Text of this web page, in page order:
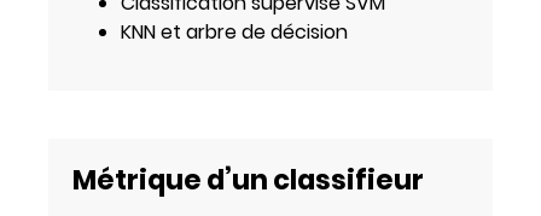
KNN et arbre de décision
Métrique d’un classifieur